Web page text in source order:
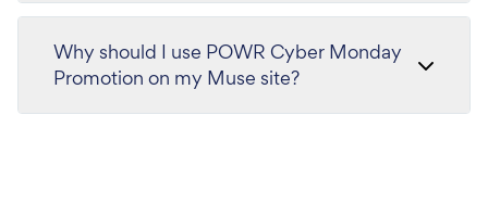
Why should I use POWR Cyber Monday
Promotion on my Muse site?